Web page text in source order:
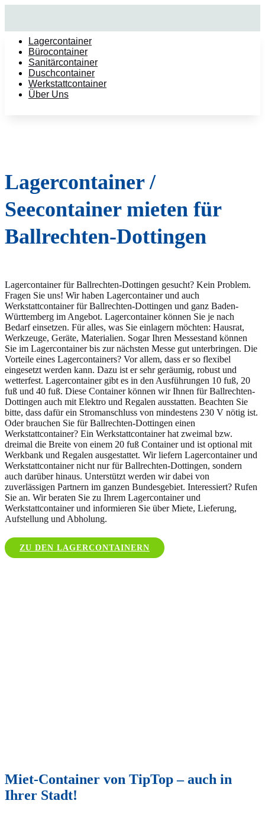
Lagercontainer
Bürocontainer
Sanitärcontainer
Duschcontainer
Werkstattcontainer
Über Uns
Lagercontainer /
Seecontainer mieten für
Ballrechten-Dottingen
Lagercontainer für Ballrechten-Dottingen gesucht? Kein Problem.
Fragen Sie uns! Wir haben Lagercontainer und auch
Werkstattcontainer für Ballrechten-Dottingen und ganz Baden-
Württemberg im Angebot. Lagercontainer können Sie je nach
Bedarf einsetzen. Für alles, was Sie einlagern möchten: Hausrat,
Werkzeuge, Geräte, Materialien. Sogar Ihren Messestand können
Sie im Lagercontainer bis zur nächsten Messe gut unterbringen. Die
Vorteile eines Lagercontainers? Vor allem, dass er so flexibel
eingesetzt werden kann. Dazu ist er sehr geräumig, robust und
wetterfest. Lagercontainer gibt es in den Ausführungen 10 fuß, 20
fuß und 40 fuß. Diese Container können wir Ihnen für Ballrechten-
Dottingen auch mit Elektro und Regalen ausstatten. Beachten Sie
bitte, dass dafür ein Stromanschluss von mindestens 230 V nötig ist.
Oder brauchen Sie für Ballrechten-Dottingen einen
Werkstattcontainer? Ein Werkstattcontainer hat zweimal bzw.
dreimal die Breite von einem 20 fuß Container und ist optional mit
Werkbank und Regalen ausgestattet. Wir liefern Lagercontainer und
Werkstattcontainer nicht nur für Ballrechten-Dottingen, sondern
auch darüber hinaus. Unterstützt werden wir dabei von
zuverlässigen Partnern im ganzen Bundesgebiet. Interessiert? Rufen
Sie an. Wir beraten Sie zu Ihrem Lagercontainer und
Werkstattcontainer und informieren Sie über Miete, Lieferung,
Aufstellung und Abholung.
ZU DEN LAGERCONTAINERN
Miet-Container von TipTop – auch in
Ihrer Stadt!